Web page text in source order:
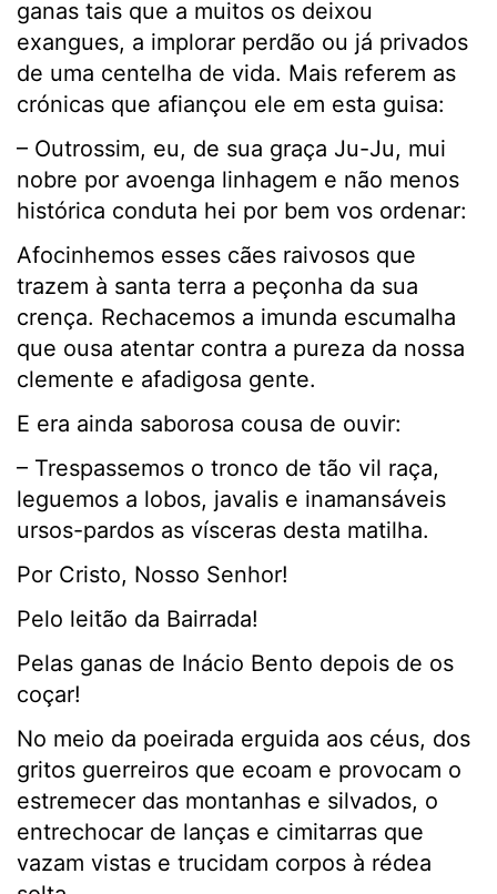
ganas tais que a muitos os deixou
exangues, a implorar perdão ou já privados
de uma centelha de vida. Mais referem as
crónicas que afiançou ele em esta guisa:
– Outrossim, eu, de sua graça Ju-Ju, mui
nobre por avoenga linhagem e não menos
histórica conduta hei por bem vos ordenar:
Afocinhemos esses cães raivosos que
trazem à santa terra a peçonha da sua
crença. Rechacemos a imunda escumalha
que ousa atentar contra a pureza da nossa
clemente e afadigosa gente.
E era ainda saborosa cousa de ouvir:
– Trespassemos o tronco de tão vil raça,
leguemos a lobos, javalis e inamansáveis
ursos-pardos as vísceras desta matilha.
Por Cristo, Nosso Senhor!
Pelo leitão da Bairrada!
Pelas ganas de Inácio Bento depois de os
coçar!
No meio da poeirada erguida aos céus, dos
gritos guerreiros que ecoam e provocam o
estremecer das montanhas e silvados, o
entrechocar de lanças e cimitarras que
vazam vistas e trucidam corpos à rédea